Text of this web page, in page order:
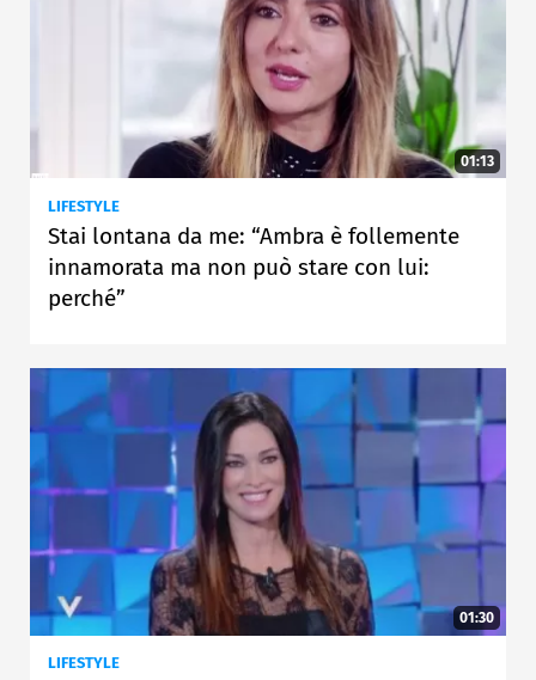
01:13
LIFESTYLE
Stai lontana da me: “Ambra è follemente
innamorata ma non può stare con lui:
perché”
01:30
LIFESTYLE